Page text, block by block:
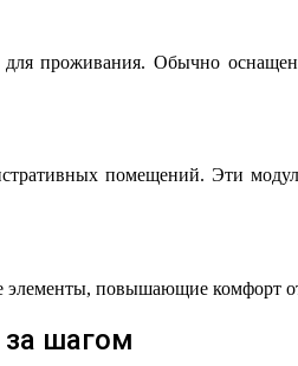
проживания. Обычно
помещений. Эти
элементы, повышающие комфорт
шагом